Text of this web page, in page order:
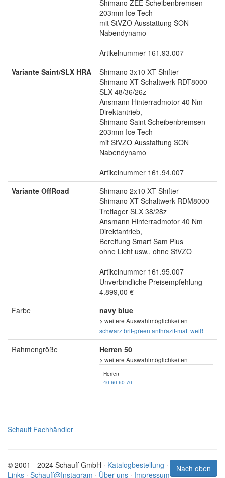
Shimano ZEE Scheibenbremsen
203mm Ice Tech
mit StVZO Ausstattung SON
Nabendynamo
Artikelnummer 161.93.007
Variante Saint/SLX HRA
Shimano 3x10 XT Shifter
Shimano XT Schaltwerk RDT8000
SLX 48/36/26z
Ansmann Hinterradmotor 40 Nm
Direktantrieb,
Shimano Saint Scheibenbremsen
203mm Ice Tech
mit StVZO Ausstattung SON
Nabendynamo
Artikelnummer 161.94.007
Variante OffRoad
Shimano 2x10 XT Shifter
Shimano XT Schaltwerk RDM8000
Tretlager SLX 38/28z
Ansmann Hinterradmotor 40 Nm
Direktantrieb,
Bereifung Smart Sam Plus
ohne Licht usw., ohne StVZO
Artikelnummer 161.95.007
Unverbindliche Preisempfehlung
4.899,00 €
Farbe
navy blue
> weitere Auswahlmöglichkeiten
schwarzbrit-green anthrazit-mattweiß
Rahmengröße Herren 50
> weitere Auswahlmöglichkeiten
Herren
40 60 60 70
Schauff Fachhändler
Nach oben
© 2001 - 2024 Schauff GmbH · Katalogbestellung ·
Links · Schauff@Instagram · Über uns · Impressum